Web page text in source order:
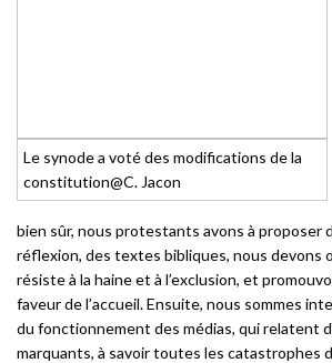
Le synode a voté des modifications de la
constitution@C. Jacon
bien sûr, nous protestants avons à proposer
réflexion, des textes bibliques, nous devons
résiste à la haine et à l’exclusion, et
faveur de l’accueil. Ensuite, nous sommes
du fonctionnement des médias, qui relatent
marquants, à savoir toutes les catastrophes